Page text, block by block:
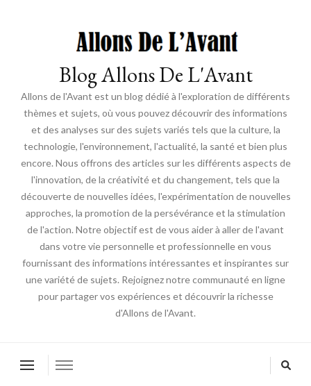
Blog Allons De L'Avant
Allons de l'Avant est un blog dédié à l'exploration de différents
thèmes et sujets, où vous pouvez découvrir des informations
et des analyses sur des sujets variés tels que la culture, la
technologie, l'environnement, l'actualité, la santé et bien plus
encore. Nous offrons des articles sur les différents aspects de
l'innovation, de la créativité et du changement, tels que la
découverte de nouvelles idées, l'expérimentation de nouvelles
approches, la promotion de la persévérance et la stimulation
de l'action. Notre objectif est de vous aider à aller de l'avant
dans votre vie personnelle et professionnelle en vous
fournissant des informations intéressantes et inspirantes sur
une variété de sujets. Rejoignez notre communauté en ligne
pour partager vos expériences et découvrir la richesse
d'Allons de l'Avant.